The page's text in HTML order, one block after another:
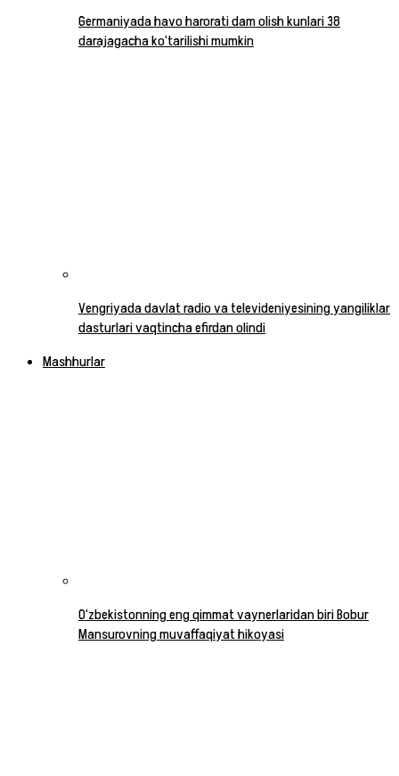
Germaniyada havo harorati dam olish kunlari 38
darajagacha ko‘tarilishi mumkin
Vengriyada davlat radio va televideniyesining yangiliklar
dasturlari vaqtincha efirdan olindi
Mashhurlar
O‘zbekistonning eng qimmat vaynerlaridan biri Bobur
Mansurovning muvaffaqiyat hikoyasi